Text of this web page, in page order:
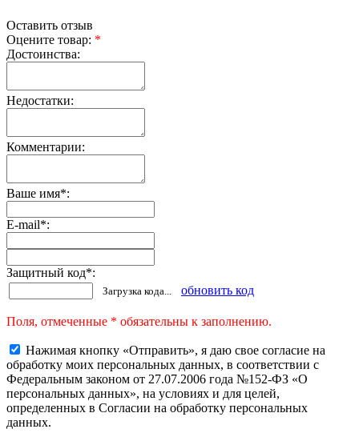
Оставить отзыв
Оцените товар: *
Достоинства:
Недостатки:
Комментарии:
Ваше имя*:
E-mail*:
Защитный код*:
Загрузка кода... обновить код
Поля, отмеченные * обязательны к заполнению.
Нажимая кнопку «Отправить», я даю свое согласие на
обработку моих персональных данных, в соответствии с
Федеральным законом от 27.07.2006 года №152-ФЗ «О
персональных данных», на условиях и для целей,
определенных в Согласии на обработку персональных
данных.